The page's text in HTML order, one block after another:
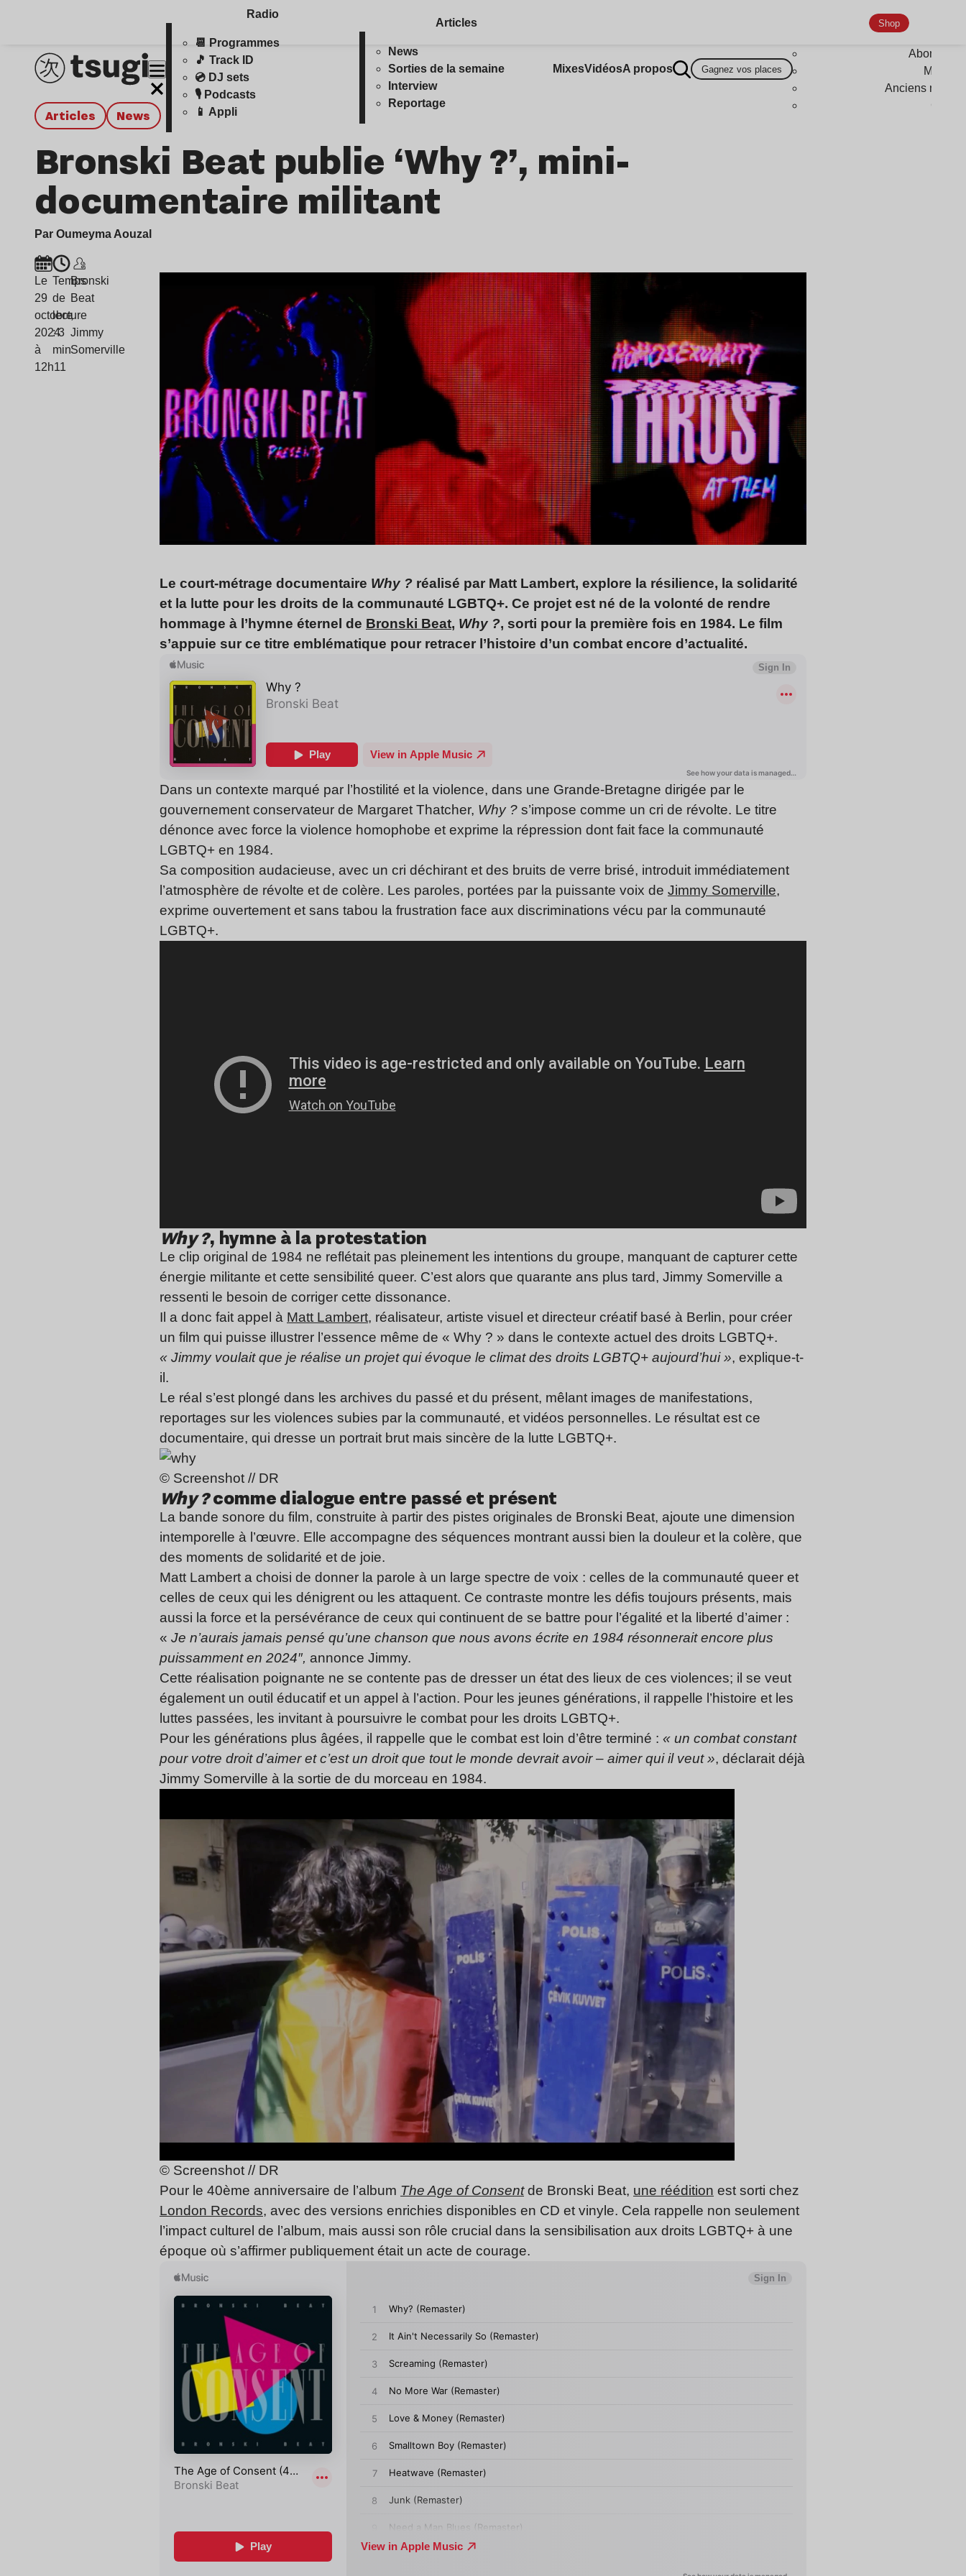
Radio
📆 Programmes
🎵 Track ID
💿 DJ sets
🎙️ Podcasts
📱 Appli
Articles
News
Sorties de la semaine
Interview
Reportage
MixesVidéosA propos Gagnez vos places
Shop
Anciens
Articles news
Bronski Beat publie ‘Why ?’, mini-
documentaire militant
Par Oumeyma Aouzal
Le
29
octobre
2024
à
12h11
Temps
de
lecture
: 3
min
Bronski
Beat
,
Jimmy
Somerville
Le court-métrage documentaire Why ? réalisé par Matt Lambert, explore la résilience, la solidarité
et la lutte pour les droits de la communauté LGBTQ+. Ce projet est né de la volonté de rendre
hommage à l’hymne éternel de Bronski Beat, Why ?, sorti pour la première fois en 1984. Le film
s’appuie sur ce titre emblématique pour retracer l’histoire d’un combat encore d’actualité.
Dans un contexte marqué par l’hostilité et la violence, dans une Grande-Bretagne dirigée par le
gouvernement conservateur de Margaret Thatcher, Why ? s’impose comme un cri de révolte. Le titre
dénonce avec force la violence homophobe et exprime la répression dont fait face la communauté
LGBTQ+ en 1984.
Sa composition audacieuse, avec un cri déchirant et des bruits de verre brisé, introduit immédiatement
l’atmosphère de révolte et de colère. Les paroles, portées par la puissante voix de Jimmy Somerville,
exprime ouvertement et sans tabou la frustration face aux discriminations vécu par la communauté
LGBTQ+.
Why ?, hymne à la protestation
Le clip original de 1984 ne reflétait pas pleinement les intentions du groupe, manquant de capturer cette
énergie militante et cette sensibilité queer. C’est alors que quarante ans plus tard, Jimmy Somerville a
ressenti le besoin de corriger cette dissonance.
Il a donc fait appel à Matt Lambert, réalisateur, artiste visuel et directeur créatif basé à Berlin, pour créer
un film qui puisse illustrer l’essence même de « Why ? » dans le contexte actuel des droits LGBTQ+.
« Jimmy voulait que je réalise un projet qui évoque le climat des droits LGBTQ+ aujourd’hui », explique-t-
il.
Le réal s’est plongé dans les archives du passé et du présent, mêlant images de manifestations,
reportages sur les violences subies par la communauté, et vidéos personnelles. Le résultat est ce
documentaire, qui dresse un portrait brut mais sincère de la lutte LGBTQ+.
© Screenshot // DR
Why ?comme dialogue entre passé et présent
La bande sonore du film, construite à partir des pistes originales de Bronski Beat, ajoute une dimension
intemporelle à l’œuvre. Elle accompagne des séquences montrant aussi bien la douleur et la colère, que
des moments de solidarité et de joie.
Matt Lambert a choisi de donner la parole à un large spectre de voix : celles de la communauté queer et
celles de ceux qui les dénigrent ou les attaquent. Ce contraste montre les défis toujours présents, mais
aussi la force et la persévérance de ceux qui continuent de se battre pour l’égalité et la liberté d’aimer :
« Je n’aurais jamais pensé qu’une chanson que nous avons écrite en 1984 résonnerait encore plus
puissamment en 2024″, annonce Jimmy.
Cette réalisation poignante ne se contente pas de dresser un état des lieux de ces violences; il se veut
également un outil éducatif et un appel à l’action. Pour les jeunes générations, il rappelle l’histoire et les
luttes passées, les invitant à poursuivre le combat pour les droits LGBTQ+.
Pour les générations plus âgées, il rappelle que le combat est loin d’être terminé : « un combat constant
pour votre droit d’aimer et c’est un droit que tout le monde devrait avoir – aimer qui il veut », déclarait déjà
Jimmy Somerville à la sortie de du morceau en 1984.
© Screenshot // DR
Pour le 40ème anniversaire de l’album The Age of Consentde Bronski Beat, une réédition est sorti chez
London Records, avec des versions enrichies disponibles en CD et vinyle. Cela rappelle non seulement
l’impact culturel de l’album, mais aussi son rôle crucial dans la sensibilisation aux droits LGBTQ+ à une
époque où s’affirmer publiquement était un acte de courage.